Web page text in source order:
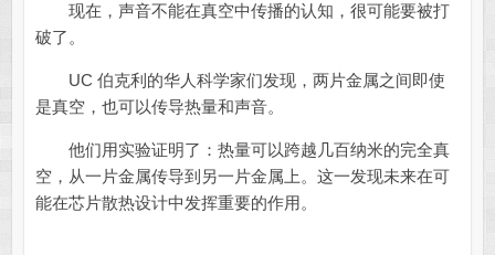
现在，声音不能在真空中传播的认知，很可能要被打
破了。
UC 伯克利的华人科学家们发现，两片金属之间即使
是真空，也可以传导热量和声音。
他们用实验证明了：热量可以跨越几百纳米的完全真
空，从一片金属传导到另一片金属上。这一发现未来在可
能在芯片散热设计中发挥重要的作用。